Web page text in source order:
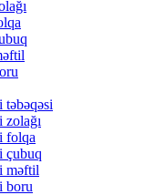
folqa
çubuq
məftil
boru